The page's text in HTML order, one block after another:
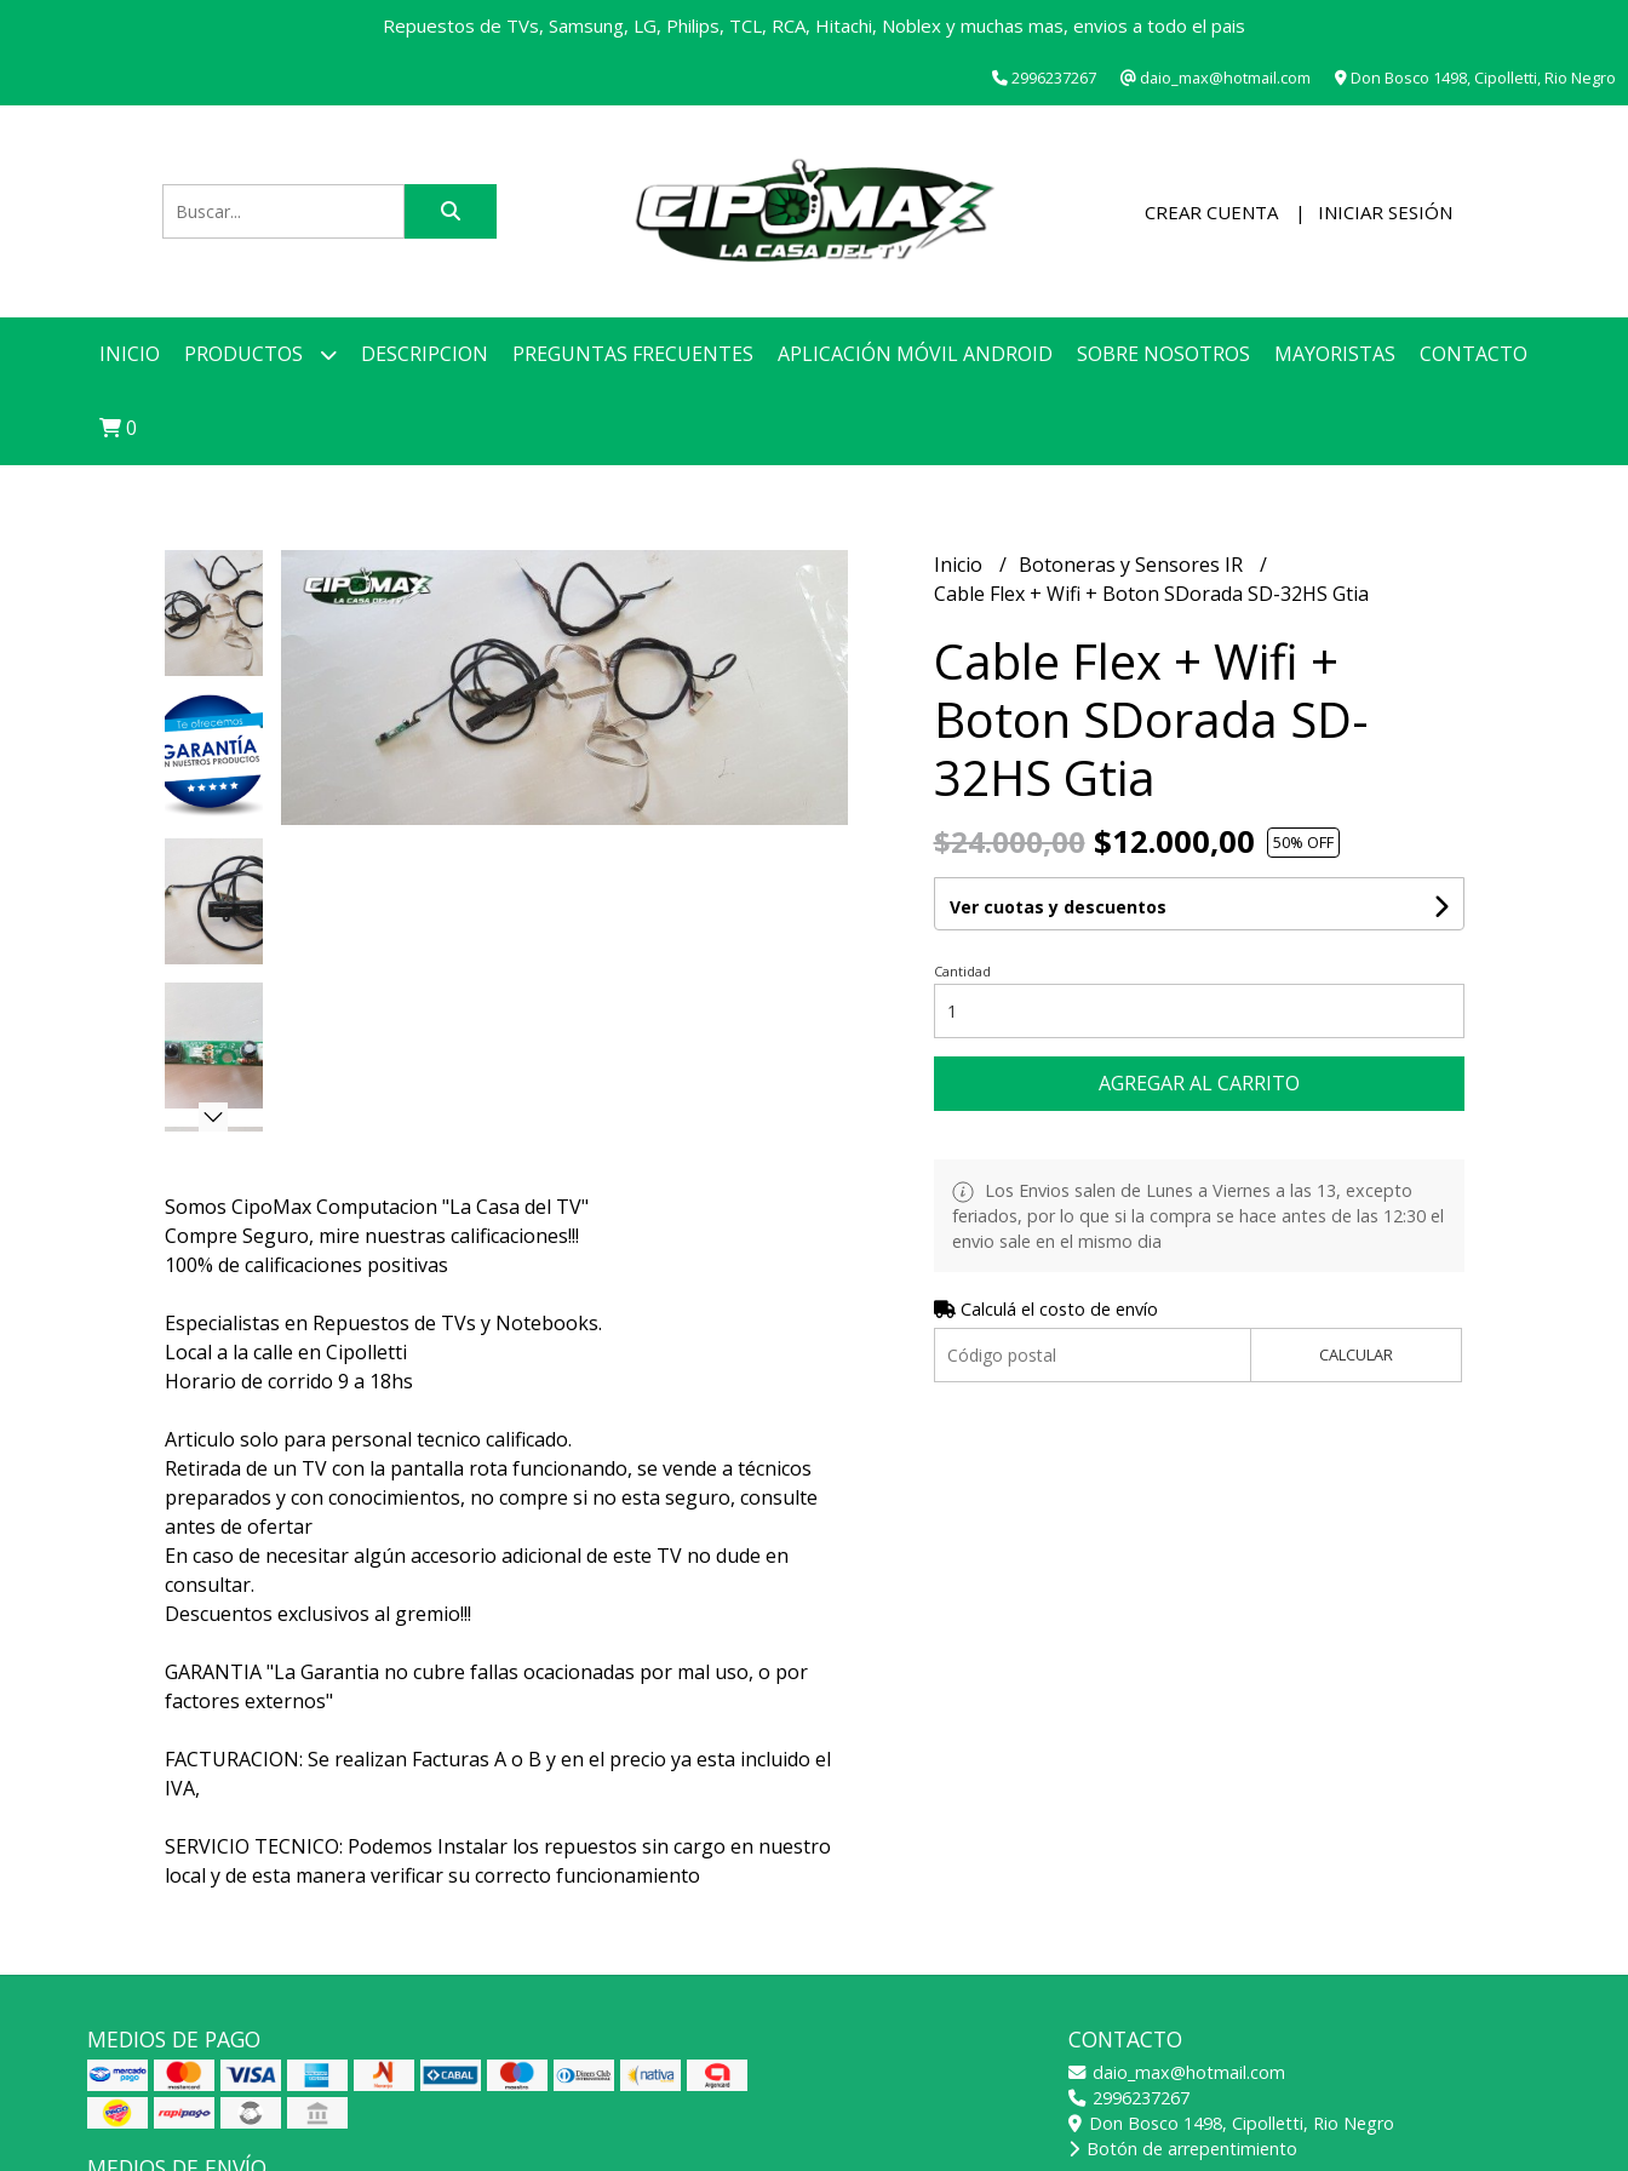
Repuestos de TVs, Samsung, LG, Philips, TCL, RCA, Hitachi, Noblex y muchas mas, envios a todo el pais
2996237267 daio_max@hotmail.com Don Bosco 1498, Cipolletti, Rio Negro
CREAR CUENTA INICIAR SESIÓN
INICIO PRODUCTOS DESCRIPCION PREGUNTAS FRECUENTES APLICACIÓN MÓVIL ANDROID SOBRE NOSOTROS MAYORISTAS CONTACTO
0
Somos CipoMax Computacion "La Casa del TV"
Compre Seguro, mire nuestras calificaciones!!!
100% de calificaciones positivas
Especialistas en Repuestos de TVs y Notebooks.
Local a la calle en Cipolletti
Horario de corrido 9 a 18hs
Articulo solo para personal tecnico calificado.
Retirada de un TV con la pantalla rota funcionando, se vende a técnicos
preparados y con conocimientos, no compre si no esta seguro, consulte
antes de ofertar
En caso de necesitar algún accesorio adicional de este TV no dude en
consultar.
Descuentos exclusivos al gremio!!!
GARANTIA "La Garantia no cubre fallas ocacionadas por mal uso, o por
factores externos"
FACTURACION: Se realizan Facturas A o B y en el precio ya esta incluido el
IVA,
SERVICIO TECNICO: Podemos Instalar los repuestos sin cargo en nuestro
local y de esta manera verificar su correcto funcionamiento
Inicio
Botoneras y Sensores IR
Cable Flex + Wifi + Boton SDorada SD-32HS Gtia
Cable Flex + Wifi +
Boton SDorada SD-
32HS Gtia
$24.000,00$12.000,00 50% OFF
Ver cuotas y descuentos
Cantidad
AGREGAR AL CARRITO
Los Envios salen de Lunes a Viernes a las 13, excepto
feriados, por lo que si la compra se hace antes de las 12:30 el
envio sale en el mismo dia
Calculá el costo de envío
CALCULAR
MEDIOS DE PAGO CONTACTO
daio_max@hotmail.com
2996237267
Don Bosco 1498, Cipolletti, Rio Negro
Botón de arrepentimiento